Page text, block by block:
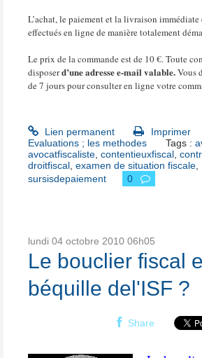
L’achat, le paiement et la livraison immédiate
effectués en ligne de manière totalement
Le prix de la commande est de 10 €. Toute
disposerd’une adresse e-mail valable.Vous
de 7 jours pour consulter en ligne votre
Lien permanent Imprimer
Evaluations ; les methodes
Tags :
avocatfiscaliste contentieuxfiscal
droitfiscal examen de situation fiscale
sursisdepaiement
0
lundi 04 octobre 2010 06h05
Le bouclier fiscal
béquille del'ISF ?
Share